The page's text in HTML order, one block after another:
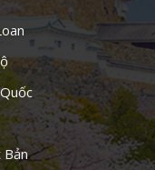
Bản